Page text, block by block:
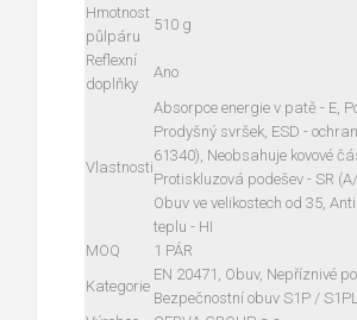
Hmotnost
půlpáru
510 g
Reflexní
doplňky
Ano
Vlastnosti
Absorpce energie v patě - E,
Prodyšný svršek, ESD -
61340), Neobsahuje kovové
Protiskluzová podešev - SR
Obuv ve velikostech od 35,
teplu - HI
MOQ
1 PÁR
Kategorie
EN 20471, Obuv, Nepříznivé
Bezpečnostní obuv S1P /